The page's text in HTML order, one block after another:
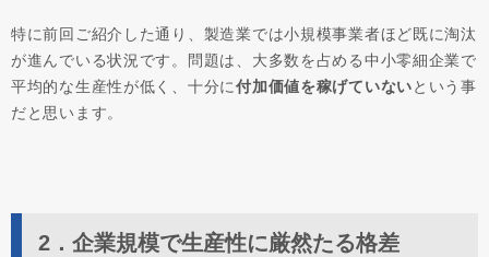
特に前回ご紹介した通り、製造業では小規模事業者ほど既に淘汰
が進んでいる状況です。問題は、大多数を占める中小零細企業で
平均的な生産性が低く、十分に付加価値を稼げていないという事
だと思います。
2．企業規模で生産性に厳然たる格差